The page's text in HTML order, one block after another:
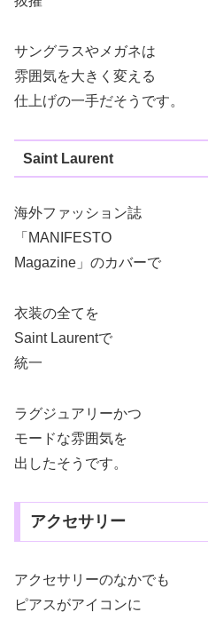
サングラスやメガネは
雰囲気を大きく変える
仕上げの一手だそうです。
Saint Laurent
海外ファッション誌
「MANIFESTO
Magazine」のカバーで
衣装の全てを
Saint Laurentで
統一
ラグジュアリーかつ
モードな雰囲気を
出したそうです。
アクセサリー
アクセサリーのなかでも
ピアスがアイコンに